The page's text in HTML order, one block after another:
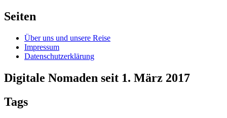
Seiten
Über uns und unsere Reise
Impressum
Datenschutzerklärung
Digitale Nomaden seit 1. März 2017
Tags